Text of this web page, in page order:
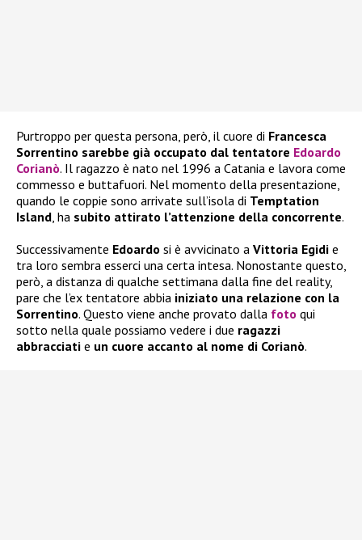
Purtroppo per questa persona, però, il cuore di Francesca
Sorrentino sarebbe già occupato dal tentatore Edoardo
Corianò. Il ragazzo è nato nel 1996 a Catania e lavora come
commesso e buttafuori. Nel momento della presentazione,
quando le coppie sono arrivate sull’isola di Temptation
Island, ha subito attirato l’attenzione della concorrente.
Successivamente Edoardo si è avvicinato a Vittoria Egidi e
tra loro sembra esserci una certa intesa. Nonostante questo,
però, a distanza di qualche settimana dalla fine del reality,
pare che l’ex tentatore abbia iniziato una relazione con la
Sorrentino. Questo viene anche provato dalla foto qui
sotto nella quale possiamo vedere i due ragazzi
abbracciati e un cuore accanto al nome di Corianò.